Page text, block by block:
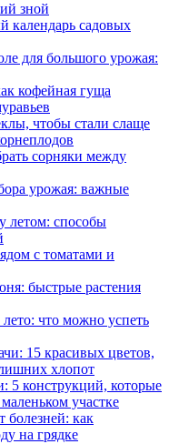
зной
садовых
для большого урожая:
кофейная гуща
чтобы стали слаще
сорняки между
урожая: важные
летом: способы
с томатами и
быстрые растения
что можно успеть
15 красивых цветов,
хлопот
5 конструкций, которые
участке
болезней: как
на грядке